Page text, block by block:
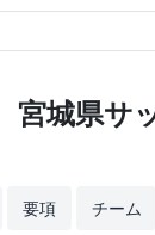
県サッ
要項 チーム